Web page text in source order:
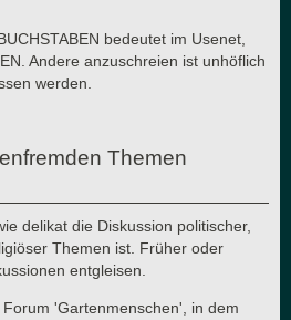
bedeutet im Usenet,
Andere anzuschreien ist unhöflich
werden.
Themen
delikat die Diskussion politischer,
Themen ist. Früher oder
entgleisen.
'Gartenmenschen', in dem